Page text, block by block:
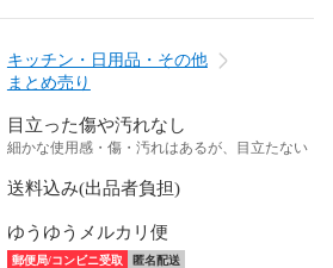
キッチン・日用品・その他
まとめ売り
目立った傷や汚れなし
細かな使用感・傷・汚れはあるが、目立たない
送料込み(出品者負担)
ゆうゆうメルカリ便
郵便局/コンビニ受取 匿名配送